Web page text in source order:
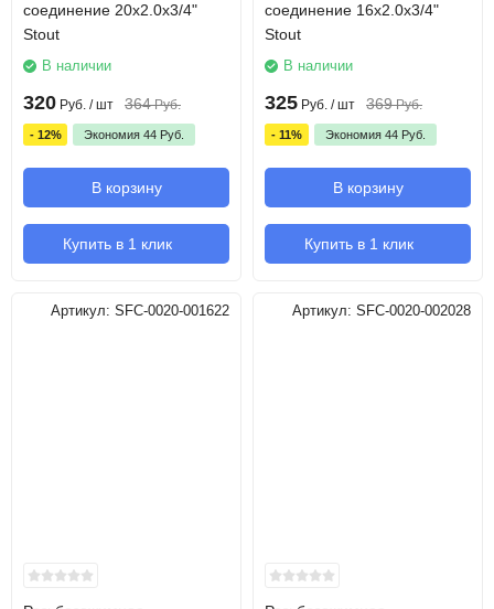
соединение 20х2.0х3/4"
Stout
В наличии
320 Руб. / шт 364 Руб.
- 12% Экономия 44 Руб.
В корзину
Купить в 1 клик
соединение 16х2.0х3/4"
Stout
В наличии
325 Руб. / шт 369 Руб.
- 11% Экономия 44 Руб.
В корзину
Купить в 1 клик
Артикул: SFC-0020-001622 Артикул: SFC-0020-002028